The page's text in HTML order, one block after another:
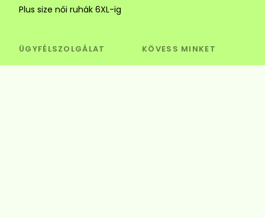
Plus size női ruhák 6XL-ig
ÜGYFÉLSZOLGÁLAT KÖVESS MINKET